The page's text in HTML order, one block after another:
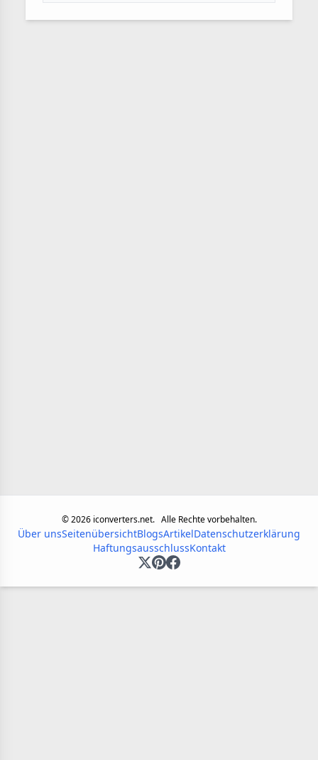
©2026iconverters.net. Alle Rechte vorbehalten.
Über unsSeitenübersichtBlogsArtikelDatenschutzerklärung
HaftungsausschlussKontakt